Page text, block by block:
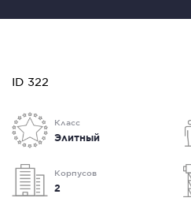
ID 322
Класс
Элитный
Корпусов
2